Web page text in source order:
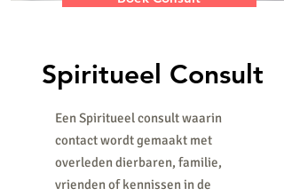
Spiritueel Consult
Een Spiritueel consult waarin
contact wordt gemaakt met
overleden dierbaren, familie,
vrienden of kennissen in de